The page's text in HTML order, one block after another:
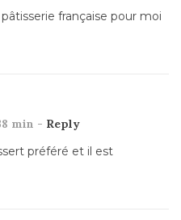
française pour moi
min - Reply
préféré et il est